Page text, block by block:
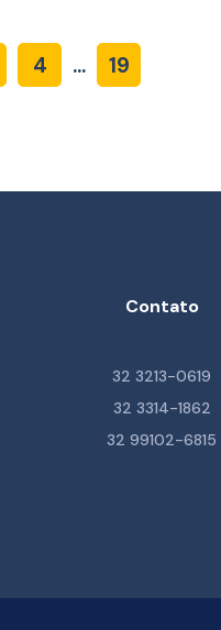
4 ... 19
Contato
32 3213-0619
32 3314-1862
32 99102-6815